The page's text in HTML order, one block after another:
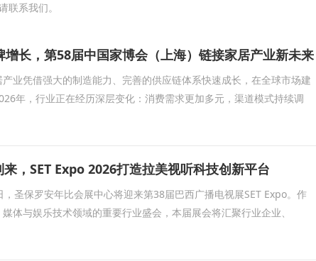
系我们。
增长，第58届中国家博会（上海）链接家居产业新未来
业凭借强大的制造能力、完善的供应链体系快速成长，在全球市场建
年，行业正在经历深层变化：消费需求更加多元，渠道模式持续调
，SET Expo 2026打造拉美视听科技创新平台
圣保罗安年比会展中心将迎来第38届巴西广播电视展SET Expo。作
体与娱乐技术领域的重要行业盛会，本届展会将汇聚行业企业、